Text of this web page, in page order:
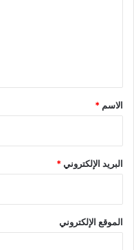
*
الاسم *
البريد الإلكتروني*
الموقع الإلكتروني